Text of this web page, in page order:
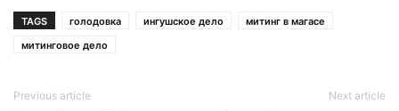
TAGS голодовка ингушское дело
митинг в магасе
митинговое дело
Previous article Next article